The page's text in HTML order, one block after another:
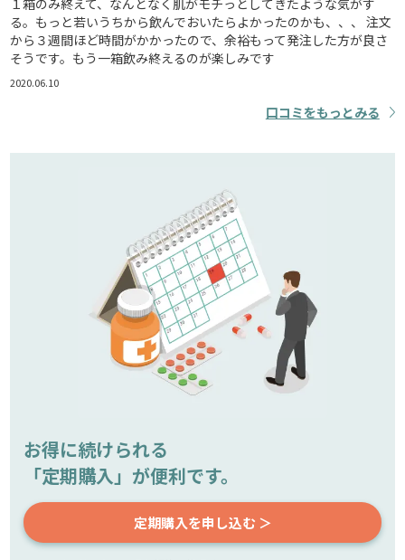
る。もっと若いうちから飲んでおいたらよかったのかも、、、 注文
から３週間ほど時間がかかったので、余裕もって発注した方が良さ
そうです。もう一箱飲み終えるのが楽しみです
2020.06.10
口コミをもっとみる
お得に続けられる
「定期購入」が便利です。
定期購入を申し込む ＞